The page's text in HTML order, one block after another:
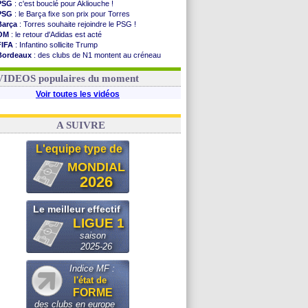
: c'est bouclé pour Akliouche !
: le Barça fixe son prix pour Torres
: Torres souhaite rejoindre le PSG !
: le retour d'Adidas est acté
: Infantino sollicite Trump
: des clubs de N1 montent au créneau
: le démenti de Leipzig pour Diomandé
populaires du moment
Voir toutes les vidéos
A SUIVRE
L'equipe type de
MONDIAL
2026
Le meilleur effectif
LIGUE 1
saison
2025-26
Indice MF :
l'état de
FORME
des clubs en europe